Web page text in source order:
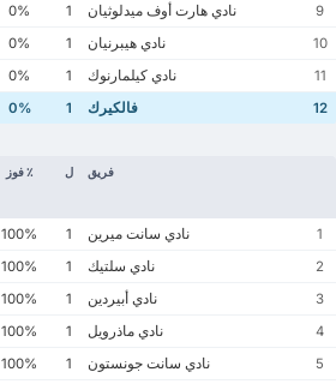
9 نادي هارت أوف ميدلوثيان 1
0%
10
نادي هيبرنيان 1
0%
11
نادي كيلمارنوك 1
0%
12
فالكيرك 1
0%
فريق ل ٪ فوز
1 نادي سانت ميرين 1
100%
2
نادي سلتيك 1
100%
3
نادي أبيردين 1
100%
4
نادي ماذرويل 1
100%
5
نادي سانت جونستون 1
100%